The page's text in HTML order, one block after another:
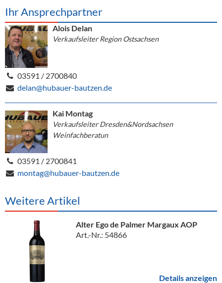
Ihr Ansprechpartner
Alois Delan
Verkaufsleiter Region Ostsachsen
03591 / 2700840
delan@hubauer-bautzen.de
Kai Montag
Verkaufsleiter Dresden&Nordsachsen
Weinfachberatun
03591 / 2700841
montag@hubauer-bautzen.de
Weitere Artikel
Alter Ego de Palmer Margaux AOP
Art.-Nr.: 54866
Details anzeigen